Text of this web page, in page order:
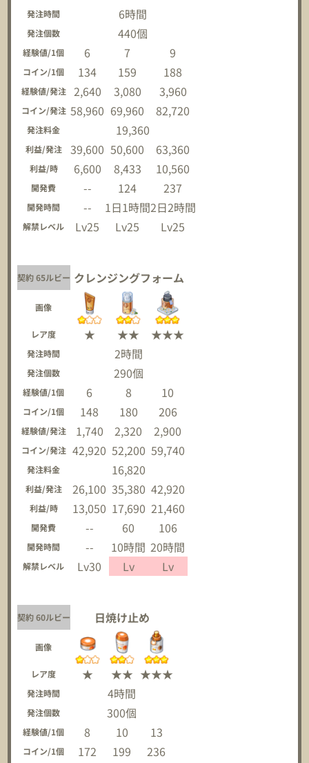
発注時間 6時間
発注個数 440個
経験値/1個 6 7 9
コイン/1個 134 159 188
経験値/発注 2,640 3,080 3,960
コイン/発注 58,960 69,960 82,720
発注料金 19,360
利益/発注 39,600 50,600 63,360
利益/時 6,600 8,433 10,560
開発費 -- 124 237
開発時間 -- 1日1時間2日2時間
解禁レベル Lv25 Lv25 Lv25
契約 65ルビー クレンジングフォーム
画像
レア度 ★ ★★ ★★★
発注時間 2時間
発注個数 290個
経験値/1個 6 8 10
コイン/1個 148 180 206
経験値/発注 1,740 2,320 2,900
コイン/発注 42,920 52,200 59,740
発注料金 16,820
利益/発注 26,100 35,380 42,920
利益/時 13,050 17,690 21,460
開発費 -- 60 106
開発時間 -- 10時間 20時間
解禁レベル Lv30 Lv Lv
契約 60ルビー 日焼け止め
画像
レア度 ★ ★★ ★★★
発注時間 4時間
発注個数 300個
経験値/1個 8 10 13
コイン/1個 172 199 236